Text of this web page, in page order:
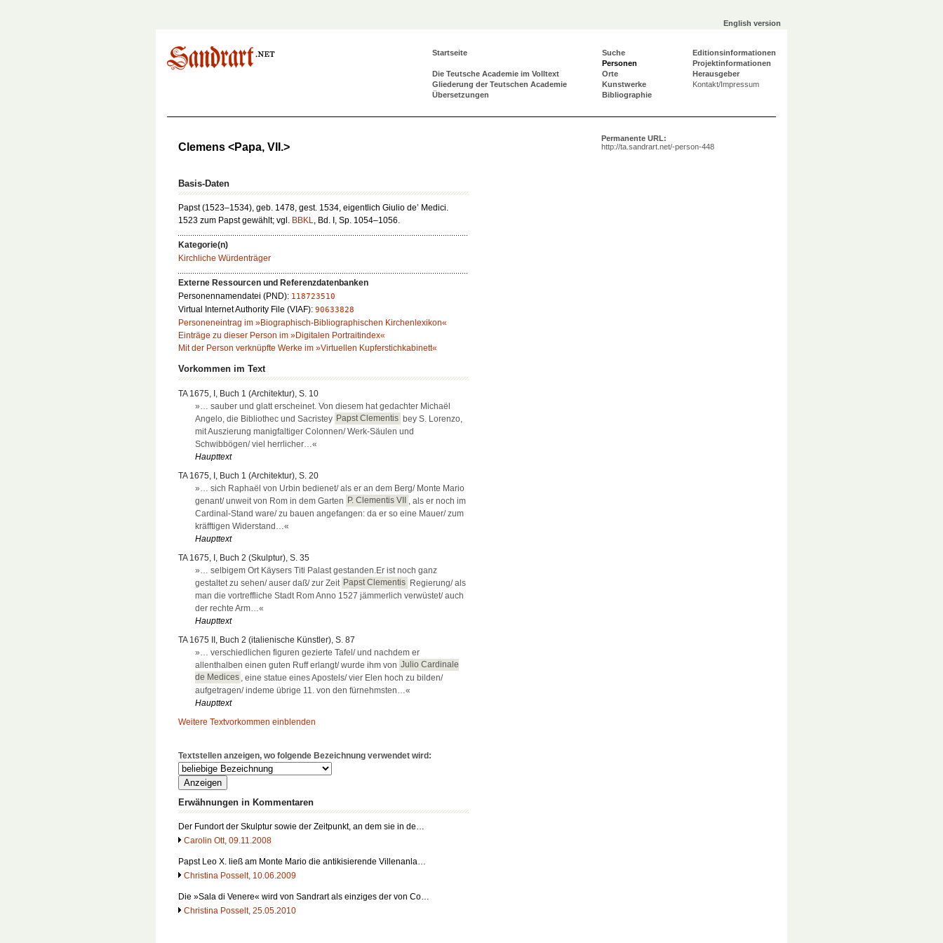
English version
Startseite
Die Teutsche Academie im Volltext
Gliederung der Teutschen Academie
Übersetzungen
Suche
Personen
Orte
Kunstwerke
Bibliographie
Editionsinformationen
Projektinformationen
Herausgeber
Kontakt/Impressum
Permanente URL:
http://ta.sandrart.net/-person-448
Clemens <Papa, VII.>
Basis-Daten
Papst (1523–1534), geb. 1478, gest. 1534, eigentlich Giulio de’ Medici.
1523 zum Papst gewählt; vgl. BBKL, Bd. I, Sp. 1054–1056.
Kategorie(n)
Kirchliche Würdenträger
Externe Ressourcen und Referenzdatenbanken
Personennamendatei (PND): 118723510
Virtual Internet Authority File (VIAF): 90633828
Personeneintrag im »Biographisch-Bibliographischen Kirchenlexikon«
Einträge zu dieser Person im »Digitalen Portraitindex«
Mit der Person verknüpfte Werke im »Virtuellen Kupferstichkabinett«
Vorkommen im Text
TA 1675, I, Buch 1 (Architektur), S. 10
»… sauber und glatt erscheinet. Von diesem hat gedachter Michaël
Angelo, die Bibliothec und Sacristey Papst Clementis bey S. Lorenzo,
mit Auszierung manigfaltiger Colonnen/ Werk-Säulen und
Schwibbögen/ viel herrlicher…«
Haupttext
TA 1675, I, Buch 1 (Architektur), S. 20
»… sich Raphaël von Urbin bedienet/ als er an dem Berg/ Monte Mario
genant/ unweit von Rom in dem Garten P. Clementis VII
, als er noch im
Cardinal-Stand ware/ zu bauen angefangen: da er so eine Mauer/ zum
kräfftigen Widerstand…«
Haupttext
TA 1675, I, Buch 2 (Skulptur), S. 35
»… selbigem Ort Käysers Titi Palast gestanden.Er ist noch ganz
gestaltet zu sehen/ auser daß/ zur Zeit Papst Clementis Regierung/ als
man die vortreffliche Stadt Rom Anno 1527 jämmerlich verwüstet/ auch
der rechte Arm…«
Haupttext
TA 1675 II, Buch 2 (italienische Künstler), S. 87
»… verschiedlichen figuren gezierte Tafel/ und nachdem er
allenthalben einen guten Ruff erlangt/ wurde ihm von Julio Cardinale
de Medices , eine statue eines Apostels/ vier Elen hoch zu bilden/
aufgetragen/ indeme übrige 11. von den fürnehmsten…«
Haupttext
Weitere Textvorkommen einblenden
Textstellen anzeigen, wo folgende Bezeichnung verwendet wird:
Erwähnungen in Kommentaren
Der Fundort der Skulptur sowie der Zeitpunkt, an dem sie in de…
Carolin Ott, 09.11.2008
Papst Leo X. ließ am Monte Mario die antikisierende Villenanla…
Christina Posselt, 10.06.2009
Die »Sala di Venere« wird von Sandrart als einziges der von Co…
Christina Posselt, 25.05.2010